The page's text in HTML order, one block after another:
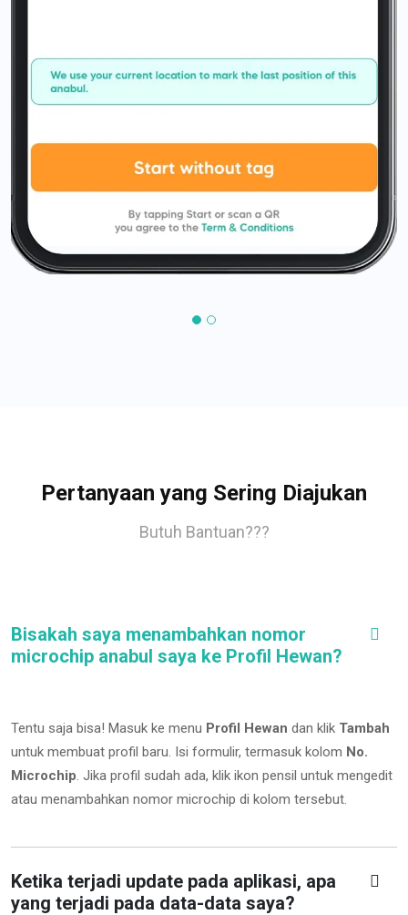
Pertanyaan yang Sering Diajukan
Butuh Bantuan???
Bisakah saya menambahkan nomor
microchip anabul saya ke Profil Hewan?
Tentu saja bisa! Masuk ke menu Profil Hewan dan klik Tambah
untuk membuat profil baru. Isi formulir, termasuk kolom No.
Microchip. Jika profil sudah ada, klik ikon pensil untuk mengedit
atau menambahkan nomor microchip di kolom tersebut.
Ketika terjadi update pada aplikasi, apa
yang terjadi pada data-data saya?